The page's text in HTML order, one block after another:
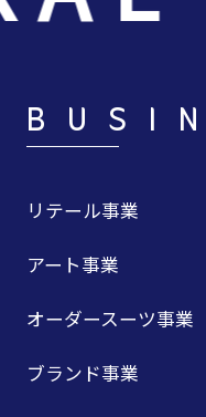
リテール事業
アート事業
オーダースーツ事業
ブランド事業